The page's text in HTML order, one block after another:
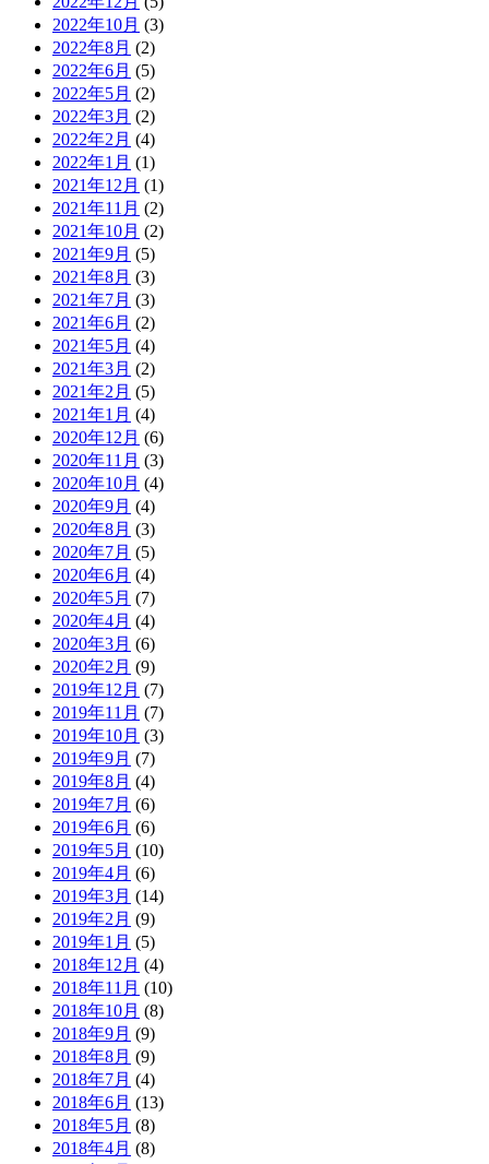
2022年10月 (3)
2022年8月 (2)
2022年6月 (5)
2022年5月 (2)
2022年3月 (2)
2022年2月 (4)
2022年1月 (1)
2021年12月 (1)
2021年11月 (2)
2021年10月 (2)
2021年9月 (5)
2021年8月 (3)
2021年7月 (3)
2021年6月 (2)
2021年5月 (4)
2021年3月 (2)
2021年2月 (5)
2021年1月 (4)
2020年12月 (6)
2020年11月 (3)
2020年10月 (4)
2020年9月 (4)
2020年8月 (3)
2020年7月 (5)
2020年6月 (4)
2020年5月 (7)
2020年4月 (4)
2020年3月 (6)
2020年2月 (9)
2019年12月 (7)
2019年11月 (7)
2019年10月 (3)
2019年9月 (7)
2019年8月 (4)
2019年7月 (6)
2019年6月 (6)
2019年5月 (10)
2019年4月 (6)
2019年3月 (14)
2019年2月 (9)
2019年1月 (5)
2018年12月 (4)
2018年11月 (10)
2018年10月 (8)
2018年9月 (9)
2018年8月 (9)
2018年7月 (4)
2018年6月 (13)
2018年5月 (8)
2018年4月 (8)